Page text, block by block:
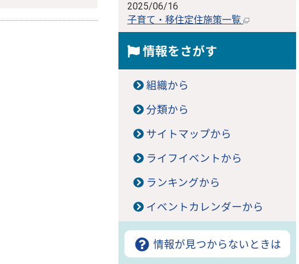
2025/06/16
子育て・移住定住施策一覧
情報をさがす
組織から
分類から
サイトマップから
ライフイベントから
ランキングから
イベントカレンダーから
情報が見つからないときは